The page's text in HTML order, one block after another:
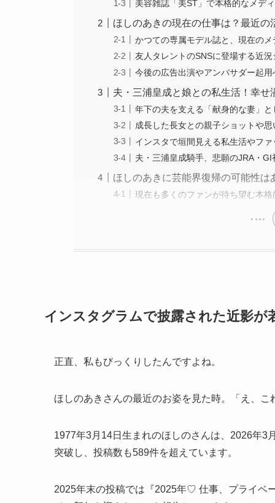
美容雑誌「美ST」で本格的なメデ
ほしのあきの現在の仕事は？最近の
かつての専属モデル誌と、現在の
友人タレントのSNSに登場する近
今後の広告出演やアンバサダー起
夫・三浦皇成と娘との私生活！幸せ
年下の夫を支える「献身的な妻」
成長した長女との親子ショットや
インスタで垣間見える私生活やフ
夫・三浦皇成騎手、悲願のJRA・
ほしのあきに芸能界復帰の可能性は
現在も多くのファンが待ち望む本
インスタグラムで披露された近影が
正直、私もびっくりしたんですよね。
ほしのあきさんの最近のお姿を見た時。「え、
1977年3月14日生まれのほしのさんは、2026年3
突破し、投稿数も589件を超えています。
2025年末の投稿では『2025年♡ 仕事、プライベ